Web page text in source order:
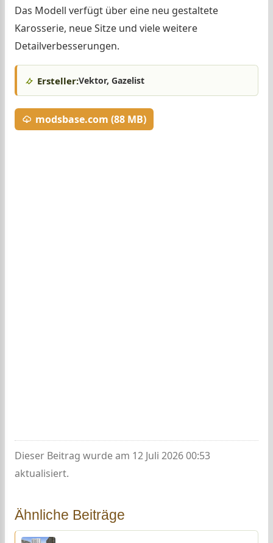
Das Modell verfügt über eine neu gestaltete
Karosserie, neue Sitze und viele weitere
Detailverbesserungen.
Ersteller:Vektor, Gazelist
modsbase.com (88 MB)
Dieser Beitrag wurde am 12 Juli 2026 00:53
aktualisiert.
Ähnliche Beiträge